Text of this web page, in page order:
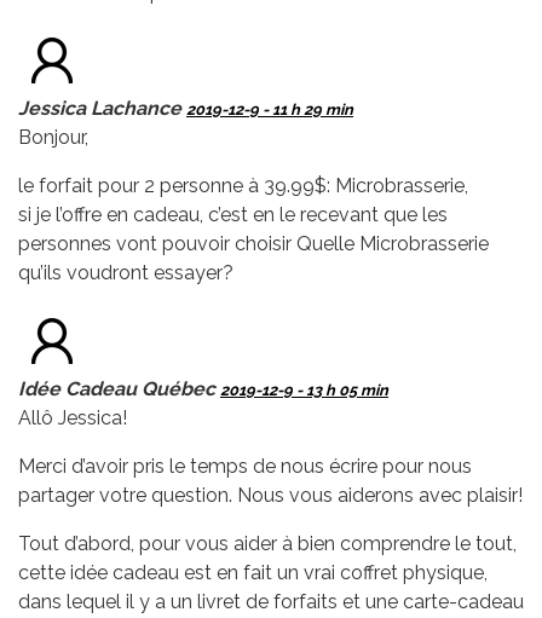
Jessica Lachance 2019-12-9 - 11 h 29 min
Bonjour,
le forfait pour 2 personne à 39.99$: Microbrasserie,
si je l’offre en cadeau, c’est en le recevant que les
personnes vont pouvoir choisir Quelle Microbrasserie
qu’ils voudront essayer?
Idée Cadeau Québec 2019-12-9 - 13 h 05 min
Allô Jessica!
Merci d’avoir pris le temps de nous écrire pour nous
partager votre question. Nous vous aiderons avec plaisir!
Tout d’abord, pour vous aider à bien comprendre le tout,
cette idée cadeau est en fait un vrai coffret physique,
dans lequel il y a un livret de forfaits et une carte-cadeau